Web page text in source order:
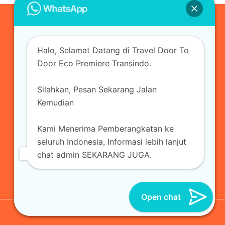
admin@ecopremieretransindo.com
Home
Travel
Kirim Paket Blog Travel Kontak
© 2026 Eco Premiere Transindo | All Reserved
Halo, Selamat Datang di Travel Door To
Door Eco Premiere Transindo.
Silahkan, Pesan Sekarang Jalan
Kemudian
Kami Menerima Pemberangkatan ke
seluruh Indonesia, Informasi lebih lanjut
chat admin SEKARANG JUGA.
Open chat